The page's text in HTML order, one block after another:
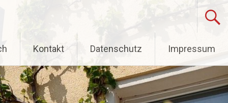
Kontakt Datenschutz Impressum